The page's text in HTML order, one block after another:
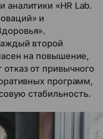
«HR Lab.
и
второй
на повышение,
от привычного
программ,
стабильность.